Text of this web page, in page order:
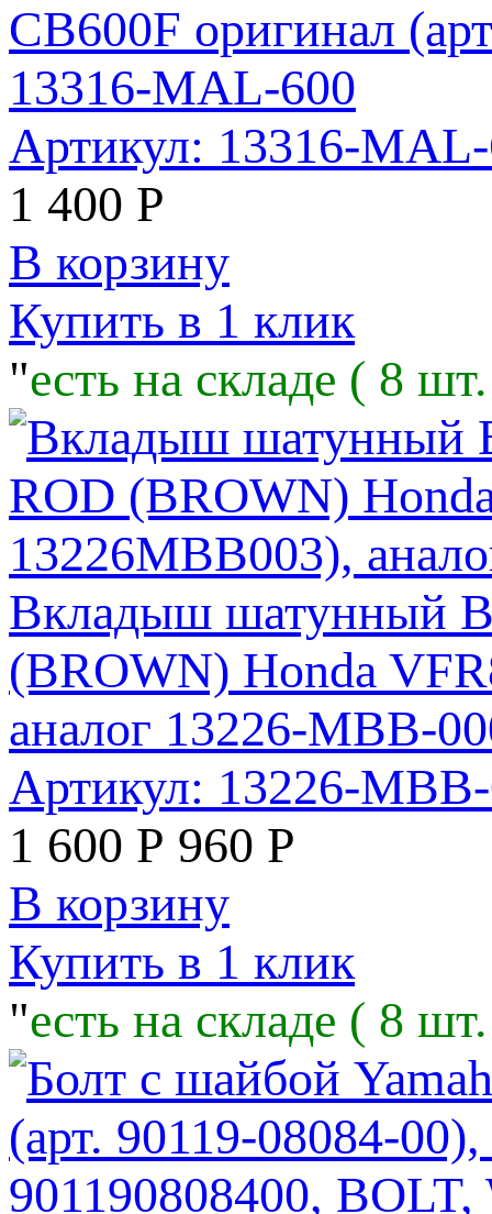
CB600F оригинал
13316-MAL-600
Артикул: 13316-
1 400 Р
В корзину
Купить в 1 клик
"есть на складе ( 8
Вкладыш шатунный
(BROWN) Honda
аналог 13226-MBB-
Артикул: 13226-
1 600 Р 960 Р
В корзину
Купить в 1 клик
"есть на складе ( 8